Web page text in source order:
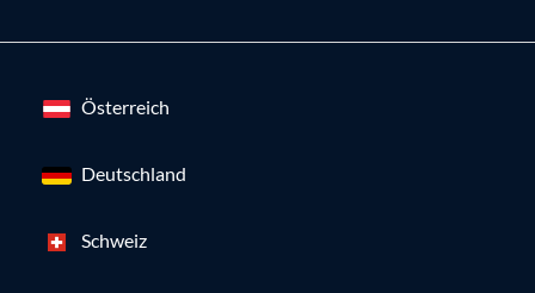
Österreich
Deutschland
Schweiz